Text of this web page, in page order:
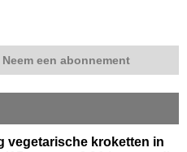
Neem een abonnement
vegetarische kroketten in